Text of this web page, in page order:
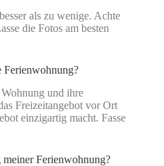
als zu wenige. Achte
die Fotos am besten
Ferienwohnung?
und ihre
Freizeitangebot vor Ort
einzigartig macht. Fasse
Ferienwohnung?